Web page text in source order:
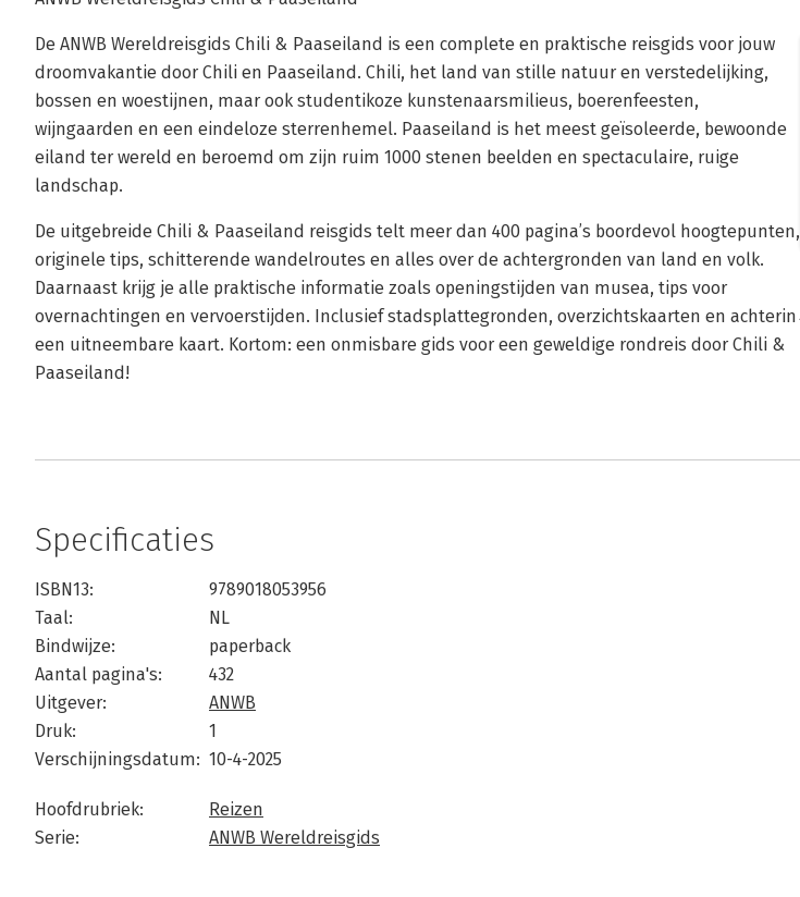
De ANWB Wereldreisgids Chili & Paaseiland is een complete en praktische reisgids voor jouw
droomvakantie door Chili en Paaseiland. Chili, het land van stille natuur en verstedelijking,
bossen en woestijnen, maar ook studentikoze kunstenaarsmilieus, boerenfeesten,
wijngaarden en een eindeloze sterrenhemel. Paaseiland is het meest geïsoleerde, bewoonde
eiland ter wereld en beroemd om zijn ruim 1000 stenen beelden en spectaculaire, ruige
landschap.
De uitgebreide Chili & Paaseiland reisgids telt meer dan 400 pagina’s boordevol hoogtepunten,
originele tips, schitterende wandelroutes en alles over de achtergronden van land en volk.
Daarnaast krijg je alle praktische informatie zoals openingstijden van musea, tips voor
overnachtingen en vervoerstijden. Inclusief stadsplattegronden, overzichtskaarten en achterin
een uitneembare kaart. Kortom: een onmisbare gids voor een geweldige rondreis door Chili &
Paaseiland!
Specificaties
ISBN13:
9789018053956
Taal:
NL
Bindwijze:
paperback
Aantal pagina's:
432
Uitgever:
ANWB
Druk:
1
Verschijningsdatum: 10-4-2025
Hoofdrubriek:
Reizen
Serie:
ANWB Wereldreisgids